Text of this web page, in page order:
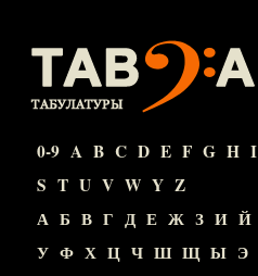
0-9 A B C D E F G H I
S T U V W Y Z
А Б В Г Д Е Ж З И Й
У Ф Х Ц Ч Ш Щ Ы Э